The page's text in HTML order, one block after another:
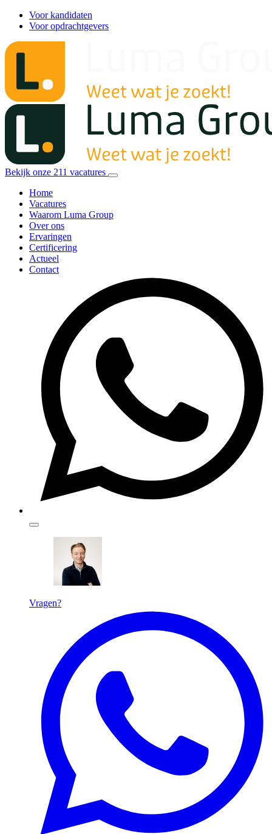
Voor kandidaten
Voor opdrachtgevers
Bekijk onze 211 vacatures
Home
Vacatures
Waarom Luma Group
Over ons
Ervaringen
Certificering
Actueel
Contact
Vragen?